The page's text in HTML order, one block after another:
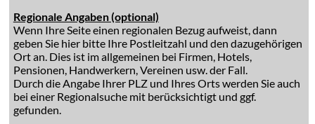
Regionale Angaben (optional)
Wenn Ihre Seite einen regionalen Bezug aufweist, dann
geben Sie hier bitte Ihre Postleitzahl und den dazugehörigen
Ort an. Dies ist im allgemeinen bei Firmen, Hotels,
Pensionen, Handwerkern, Vereinen usw. der Fall.
Durch die Angabe Ihrer PLZ und Ihres Orts werden Sie auch
bei einer Regionalsuche mit berücksichtigt und ggf.
gefunden.